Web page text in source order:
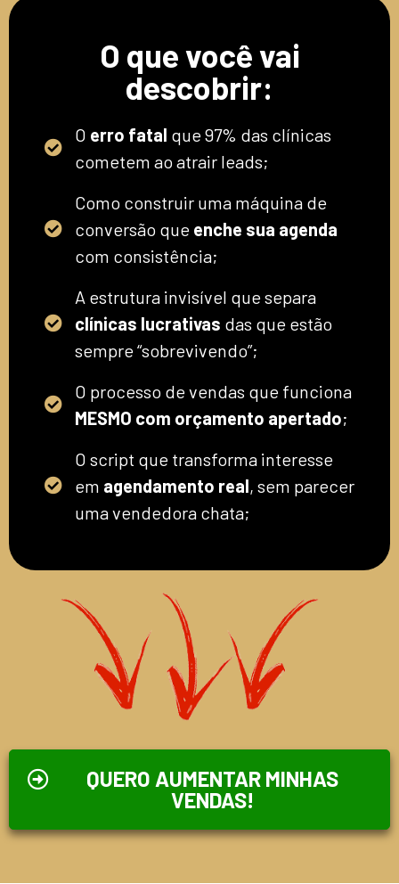
O que você vai
descobrir:
O erro fatal que 97% das clínicas
cometem ao atrair leads;
Como construir uma máquina de
conversão que enche sua agenda
com consistência;
A estrutura invisível que separa
clínicas lucrativas das que estão
sempre “sobrevivendo”;
O processo de vendas que funciona
MESMO com orçamento apertado;
O script que transforma interesse
em agendamento real, sem parecer
uma vendedora chata;
QUERO AUMENTAR MINHAS
VENDAS!